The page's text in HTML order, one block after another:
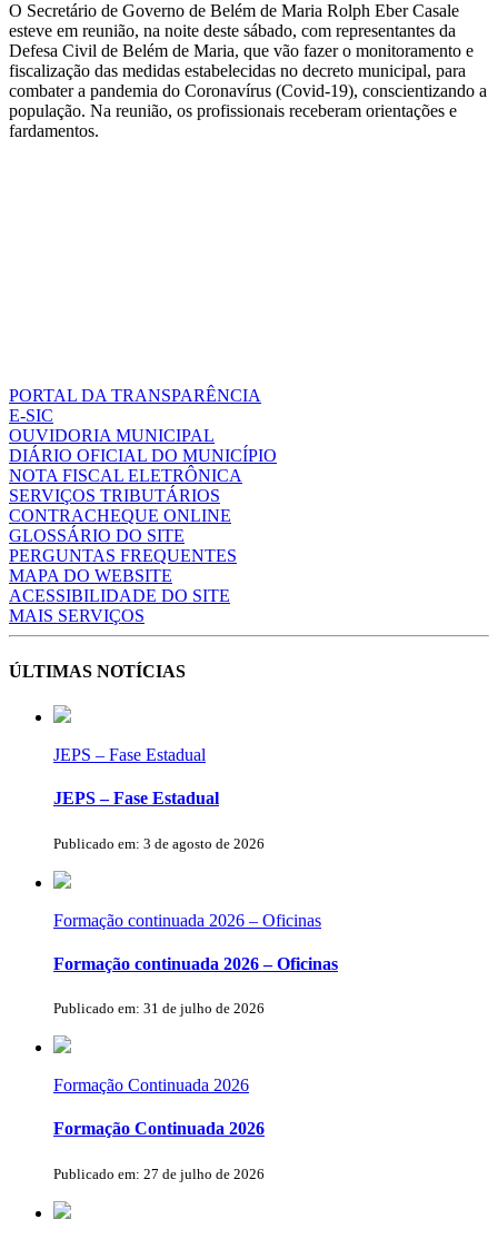
O Secretário de Governo de Belém de Maria Rolph Eber Casale
esteve em reunião, na noite deste sábado, com representantes da
Defesa Civil de Belém de Maria, que vão fazer o monitoramento e
fiscalização das medidas estabelecidas no decreto municipal, para
combater a pandemia do Coronavírus (Covid-19), conscientizando a
população. Na reunião, os profissionais receberam orientações e
fardamentos.
PORTAL DA TRANSPARÊNCIA
E-SIC
OUVIDORIA MUNICIPAL
DIÁRIO OFICIAL DO MUNICÍPIO
NOTA FISCAL ELETRÔNICA
SERVIÇOS TRIBUTÁRIOS
CONTRACHEQUE ONLINE
GLOSSÁRIO DO SITE
PERGUNTAS FREQUENTES
MAPA DO WEBSITE
ACESSIBILIDADE DO SITE
MAIS SERVIÇOS
ÚLTIMAS NOTÍCIAS
JEPS – Fase Estadual
JEPS – Fase Estadual
Publicado em: 3 de agosto de 2026
Formação continuada 2026 – Oficinas
Formação continuada 2026 – Oficinas
Publicado em: 31 de julho de 2026
Formação Continuada 2026
Formação Continuada 2026
Publicado em: 27 de julho de 2026